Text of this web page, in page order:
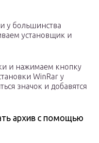
у большинства
установщик и
и нажимаем кнопку
WinRar у
значок и добавятся
архив с помощью